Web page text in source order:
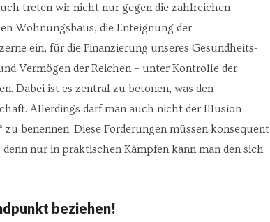
treten wir nicht nur gegen die zahlreichen
Wohnungsbaus, die Enteignung der
ein, für die Finanzierung unseres Gesundheits-
Vermögen der Reichen – unter Kontrolle der
Dabei ist es zentral zu betonen, was den
Allerdings darf man auch nicht der Illusion
benennen. Diese Forderungen müssen konsequent
nur in praktischen Kämpfen kann man den sich
beziehen!